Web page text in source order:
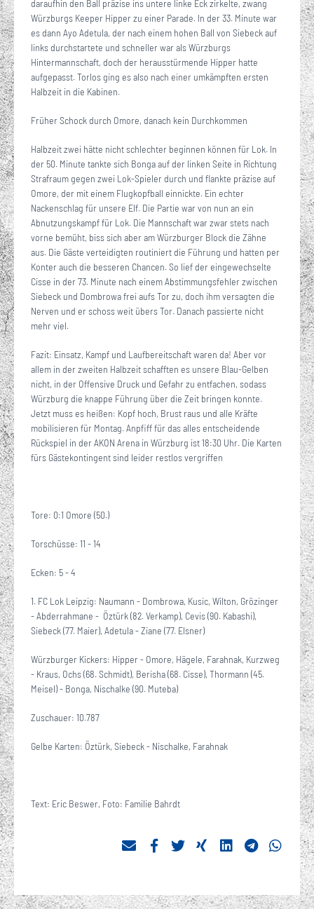
daraufhin den Ball präzise ins untere linke Eck zirkelte, zwang
Würzburgs Keeper Hipper zu einer Parade. In der 33. Minute war
es dann Ayo Adetula, der nach einem hohen Ball von Siebeck auf
links durchstartete und schneller war als Würzburgs
Hintermannschaft, doch der herausstürmende Hipper hatte
aufgepasst. Torlos ging es also nach einer umkämpften ersten
Halbzeit in die Kabinen.
Früher Schock durch Omore, danach kein Durchkommen
Halbzeit zwei hätte nicht schlechter beginnen können für Lok. In
der 50. Minute tankte sich Bonga auf der linken Seite in Richtung
Strafraum gegen zwei Lok-Spieler durch und flankte präzise auf
Omore, der mit einem Flugkopfball einnickte. Ein echter
Nackenschlag für unsere Elf. Die Partie war von nun an ein
Abnutzungskampf für Lok. Die Mannschaft war zwar stets nach
vorne bemüht, biss sich aber am Würzburger Block die Zähne
aus. Die Gäste verteidigten routiniert die Führung und hatten per
Konter auch die besseren Chancen. So lief der eingewechselte
Cisse in der 73. Minute nach einem Abstimmungsfehler zwischen
Siebeck und Dombrowa frei aufs Tor zu, doch ihm versagten die
Nerven und er schoss weit übers Tor. Danach passierte nicht
mehr viel.
Fazit: Einsatz, Kampf und Laufbereitschaft waren da! Aber vor
allem in der zweiten Halbzeit schafften es unsere Blau-Gelben
nicht, in der Offensive Druck und Gefahr zu entfachen, sodass
Würzburg die knappe Führung über die Zeit bringen konnte.
Jetzt muss es heißen: Kopf hoch, Brust raus und alle Kräfte
mobilisieren für Montag. Anpfiff für das alles entscheidende
Rückspiel in der AKON Arena in Würzburg ist 18:30 Uhr. Die Karten
fürs Gästekontingent sind leider restlos vergriffen
Tore: 0:1 Omore (50.)
Torschüsse: 11 - 14
Ecken: 5 - 4
1. FC Lok Leipzig: Naumann - Dombrowa, Kusic, Wilton, Grözinger
- Abderrahmane - Öztürk (82. Verkamp), Cevis (90. Kabashi),
Siebeck (77. Maier), Adetula - Ziane (77. Elsner)
Würzburger Kickers: Hipper - Omore, Hägele, Farahnak, Kurzweg
- Kraus, Ochs (68. Schmidt), Berisha (68. Cisse), Thormann (45.
Meisel) - Bonga, Nischalke (90. Muteba)
Zuschauer: 10.787
Gelbe Karten: Öztürk, Siebeck - Nischalke, Farahnak
Text: Eric Beswer, Foto: Familie Bahrdt